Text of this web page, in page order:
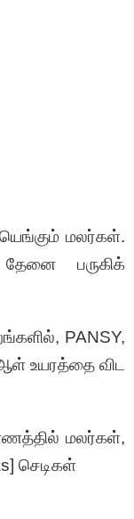
மலர்கள்.
பருகிக்
PANSY,
உயரத்தை விட
மலர்கள்,
செடிகள்